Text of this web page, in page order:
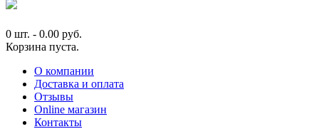
0 шт. - 0.00 руб.
Корзина пуста.
О компании
Доставка и оплата
Отзывы
Online магазин
Контакты